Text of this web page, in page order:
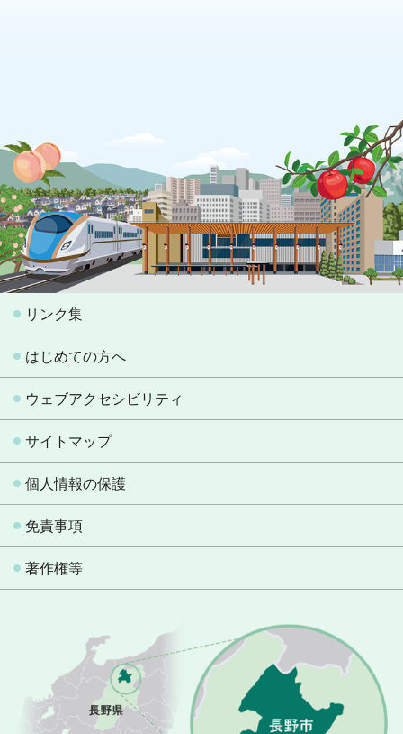
リンク集
はじめての方へ
ウェブアクセシビリティ
サイトマップ
個人情報の保護
免責事項
著作権等